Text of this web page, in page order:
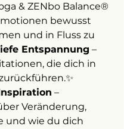
& ZENbo Balance®
bewusst
und in Fluss zu
Entspannung –
die dich in
–
Veränderung,
und wie du dich